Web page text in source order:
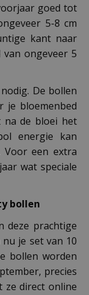
goed tot
5-8 cm
kant naar
ongeveer 5
De bollen
je bloemenbed
na de bloei het
energie kan
Voor een extra
wat speciale
bollen
deze prachtige
je set van 10
bollen worden
precies
ze direct online